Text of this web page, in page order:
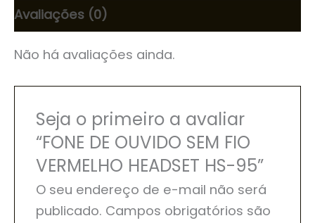
Avaliações (0)
Não há avaliações ainda.
Seja o primeiro a avaliar
“FONE DE OUVIDO SEM FIO
VERMELHO HEADSET HS-95”
O seu endereço de e-mail não será
publicado. Campos obrigatórios são